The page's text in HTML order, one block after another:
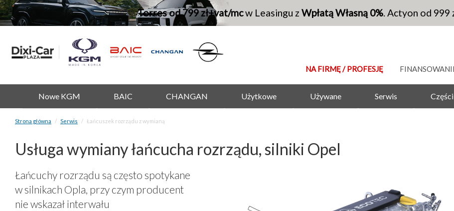
Torres od 799 zł+vat/mcw Leasingu z Wpłatą Własną 0%. Actyon od 999
NA FIRMĘ / PROFESJĘ
Nowe KGM BAIC CHANGAN Użytkowe Używane Serwis Części
Strona główna Serwis Łańcuszek rozrządu z wymianą
Usługa wymiany łańcucha rozrządu, silniki Opel
Łańcuchy rozrządu są często spotykane
w silnikach Opla, przy czym producent
nie wskazał interwału